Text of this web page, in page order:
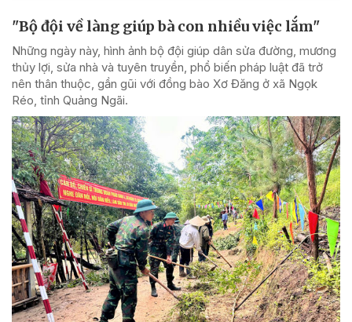
"Bộ đội về làng giúp bà con nhiều việc lắm"
Những ngày này, hình ảnh bộ đội giúp dân sửa đường, mương
thủy lợi, sửa nhà và tuyên truyền, phổ biến pháp luật đã trở
nên thân thuộc, gần gũi với đồng bào Xơ Đăng ở xã Ngọk
Réo, tỉnh Quảng Ngãi.